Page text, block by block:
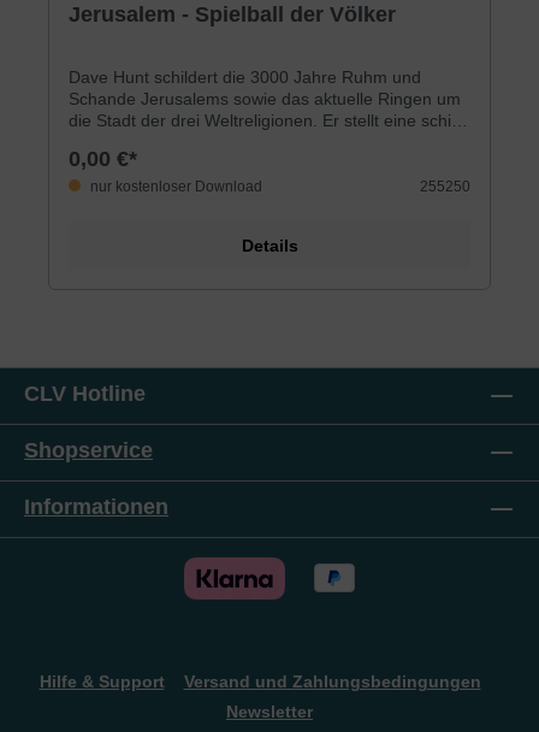
Jerusalem - Spielball der Völker
Dave Hunt schildert die 3000 Jahre Ruhm und
Schande Jerusalems sowie das aktuelle Ringen um
die Stadt der drei Weltreligionen. Er stellt eine schier
religiösen Hintergrundinformationen in biblisches
Licht und zeigt eingetroffene wie bevorstehende
mit dem Islam. Ist Allah Jahwe, sind Koran und Bibel
0,00 €*
nur kostenloser Download 255250
Details
CLV Hotline
Shopservice
Informationen
Hilfe & Support
Versand und Zahlungsbedingungen
Newsletter